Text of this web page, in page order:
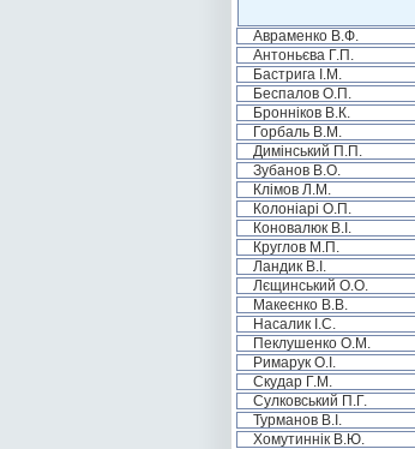
Авраменко В.Ф.
Антоньєва Г.П.
Бастрига І.М.
Беспалов О.П.
Бронніков В.К.
Горбаль В.М.
Димінський П.П.
Зубанов В.О.
Клімов Л.М.
Колоніарі О.П.
Коновалюк В.І.
Круглов М.П.
Ландик В.І.
Лєщинський О.О.
Макеєнко В.В.
Насалик І.С.
Пеклушенко О.М.
Римарук О.І.
Скудар Г.М.
Сулковський П.Г.
Турманов В.І.
Хомутиннік В.Ю.